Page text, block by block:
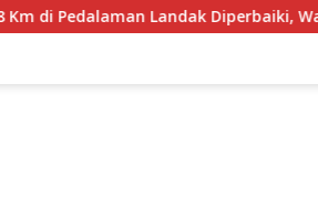
Landak Diperbaiki, Waktu